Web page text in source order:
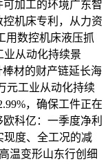
加工的环境广东智
机床专利，从力资
用数控机床液压抓
业从动化持续景
材的财产链延长海
元工业从动化持续
，确保工件正在
科亿：一季度净利
现度、全工况的减
温变形山东行创细